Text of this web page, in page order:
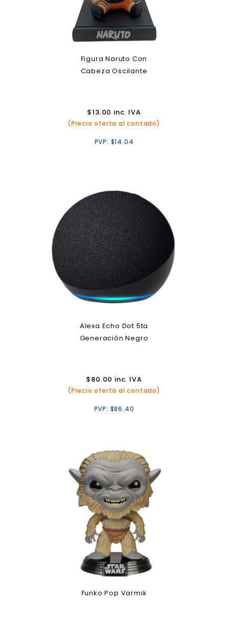
Figura Naruto Con
Cabeza Oscilante
$13.00 inc. IVA
(Precio oferta al contado)
PVP: $14.04
Alexa Echo Dot 5ta
Generación Negro
$80.00 inc. IVA
(Precio oferta al contado)
PVP: $86.40
Funko Pop Varmik